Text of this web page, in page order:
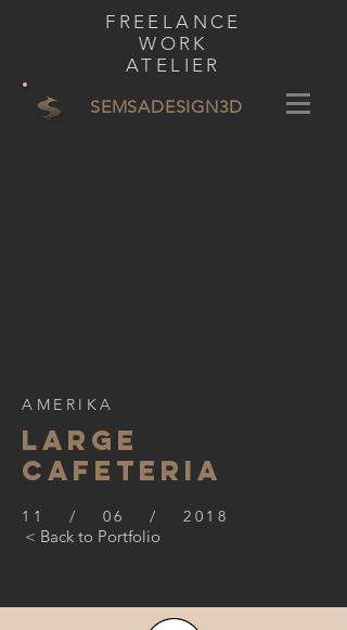
FREELANCE
WORK
ATELIER
SEMSADESIGN3D
AMERIKA
LARGE
CAFETERIA
11 / 06 / 2018
< Back to Portfolio